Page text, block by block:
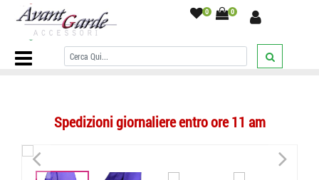
0 0
Home Page/CRAVATTE/Tinta unita/Cravatta uomo viola novita
moda seta made in italy cravatte tinta unita
Spedizioni giornaliere entro ore 11 am
< >